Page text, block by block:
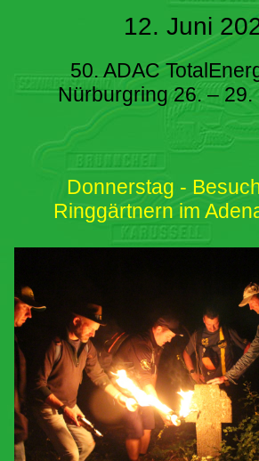
12. Juni
50. ADAC
Nürburgring 26. – 29.
Donnerstag -
Ringgärtnern im